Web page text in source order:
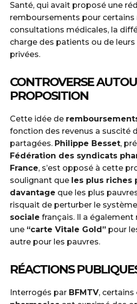
Santé, qui avait proposé une
remboursements pour
consultations médicales, la
charge des patients ou de leurs
privées.
CONTROVERSE
PROPOSITION
Cette idée de
fonction des revenus a suscité
partagées. Philippe Besset,
Fédération des syndicats
France, s’est opposé à cette
soulignant que les plus riches
davantage que les plus
risquait de perturber le
sociale français. Il a également
une “carte Vitale Gold” pour
autre pour les pauvres.
RÉACTIONS
Interrogés par BFMTV, certains